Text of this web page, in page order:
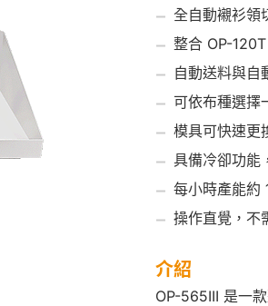
全自動襯衫領
整合 OP-
自動送料與自
可依布種選擇
模具可快速更
具備冷卻功能
每小時產能約
操作直覺，不
介紹
OP-565III 是一